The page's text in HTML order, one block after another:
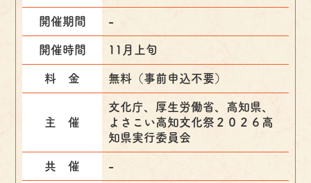
開催期間 -
開催時間 11月上旬
料 金 無料（事前申込不要）
主 催
文化庁、厚生労働省、高知県、
よさこい高知文化祭２０２６高
知県実行委員会
共 催 -